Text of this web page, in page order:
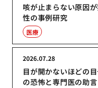
咳が止まらない原因
性の事例研究
医療
目が開かないほどの
の恐怖と専門医の助言
2026.07.28